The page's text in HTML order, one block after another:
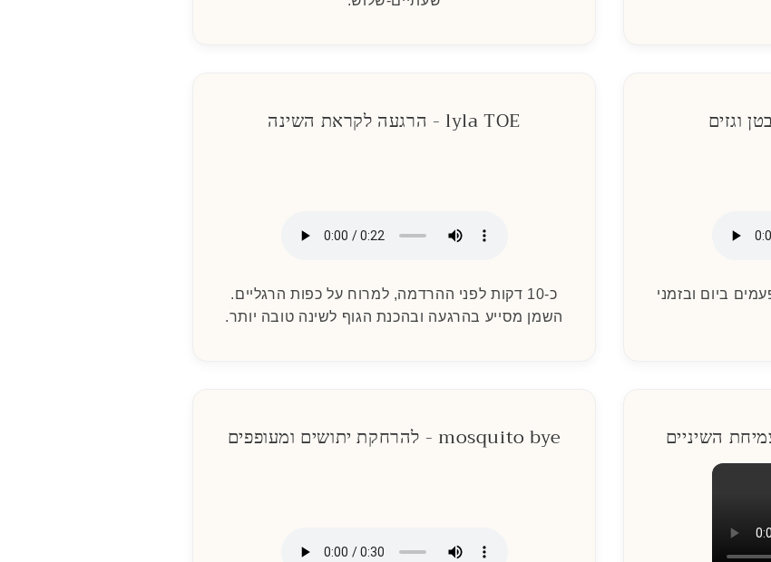
על הבטן עם כיוון השעון, 3 פעמים ביום ובזמני
lyla TOE - הרגעה לקראת השינה
כ-10 דקות לפני ההרדמה, למרוח על כפות הרגליים.
השמן מסייע בהרגעה ובהכנת הגוף לשינה טובה יותר.
mosquito bye - להרחקת יתושים ומעופפים